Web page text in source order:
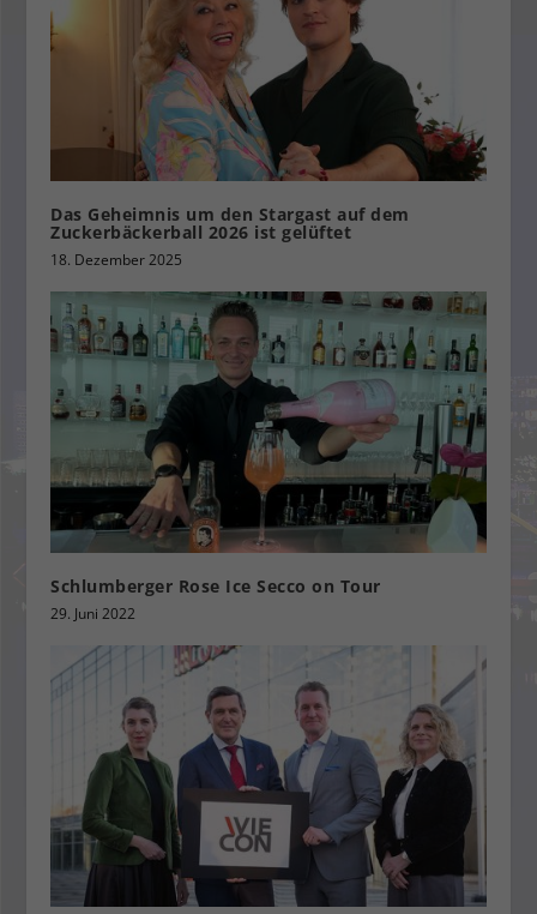
Das Geheimnis um den Stargast auf dem
Zuckerbäckerball 2026 ist gelüftet
18. Dezember 2025
Schlumberger Rose Ice Secco on Tour
29. Juni 2022